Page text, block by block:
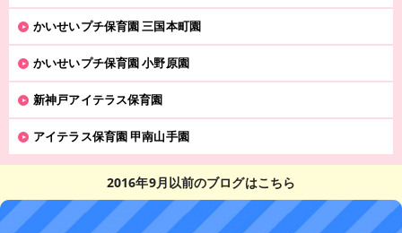
かいせいプチ保育園 三国本町園
かいせいプチ保育園 小野原園
新神戸アイテラス保育園
アイテラス保育園 甲南山手園
2016年9月以前のブログはこちら